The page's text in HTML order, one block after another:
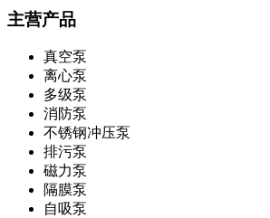
主营产品
真空泵
离心泵
多级泵
消防泵
不锈钢冲压泵
排污泵
磁力泵
隔膜泵
自吸泵